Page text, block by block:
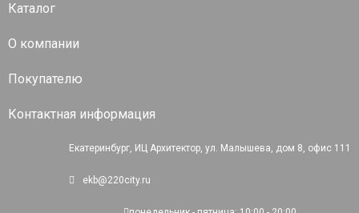
Каталог
О компании
Покупателю
Контактная информация
Екатеринбург, ИЦ Архитектор, ул. Малышева, дом 8, офис 111
ekb@220city.ru